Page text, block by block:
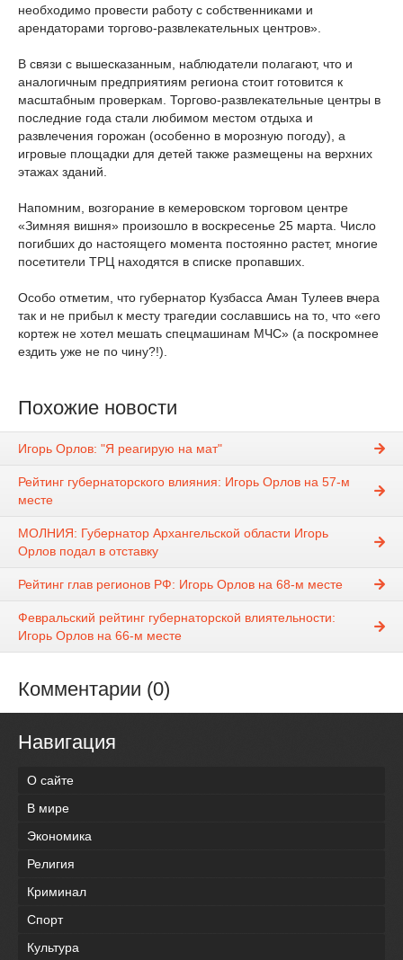
необходимо провести работу с собственниками и
арендаторами торгово-развлекательных центров».
В связи с вышесказанным, наблюдатели полагают, что и
аналогичным предприятиям региона стоит готовится к
масштабным проверкам. Торгово-развлекательные центры в
последние года стали любимом местом отдыха и
развлечения горожан (особенно в морозную погоду), а
игровые площадки для детей также размещены на верхних
этажах зданий.
Напомним, возгорание в кемеровском торговом центре
«Зимняя вишня» произошло в воскресенье 25 марта. Число
погибших до настоящего момента постоянно растет, многие
посетители ТРЦ находятся в списке пропавших.
Особо отметим, что губернатор Кузбасса Аман Тулеев вчера
так и не прибыл к месту трагедии сославшись на то, что «его
кортеж не хотел мешать спецмашинам МЧС» (а поскромнее
ездить уже не по чину?!).
Похожие новости
Игорь Орлов: "Я реагирую на мат"
Рейтинг губернаторского влияния: Игорь Орлов на 57-м
месте
МОЛНИЯ: Губернатор Архангельской области Игорь
Орлов подал в отставку
Рейтинг глав регионов РФ: Игорь Орлов на 68-м месте
Февральский рейтинг губернаторской влиятельности:
Игорь Орлов на 66-м месте
Комментарии (0)
Навигация
О сайте
В мире
Экономика
Религия
Криминал
Спорт
Культура